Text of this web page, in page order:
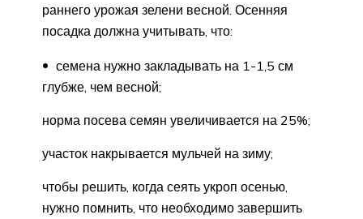
раннего урожая зелени весной. Осенняя
посадка должна учитывать, что:
семена нужно закладывать на 1-1,5 см
глубже, чем весной;
норма посева семян увеличивается на 25%;
участок накрывается мульчей на зиму;
чтобы решить, когда сеять укроп осенью,
нужно помнить, что необходимо завершить